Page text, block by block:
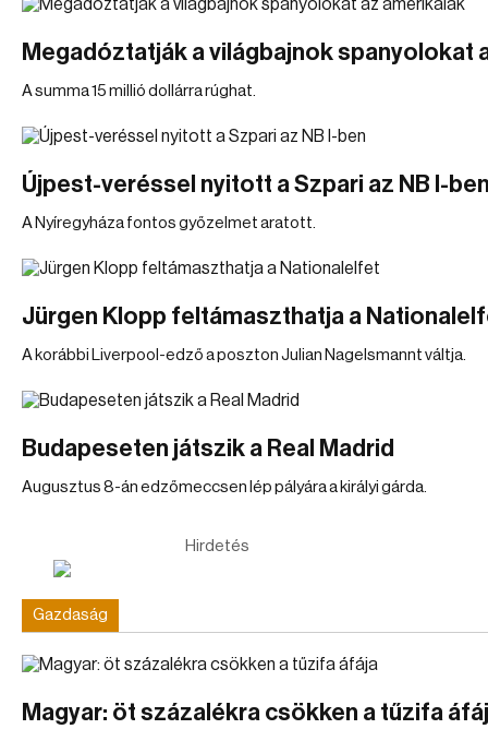
Megadóztatják a világbajnok spanyolokat
A summa 15 millió dollárra rúghat.
Újpest-veréssel nyitott a Szpari az NB I-
A Nyíregyháza fontos győzelmet aratott.
Jürgen Klopp feltámaszthatja a
A korábbi Liverpool-edző a poszton Julian Nagelsmannt váltja.
Budapeseten játszik a Real Madrid
Augusztus 8-án edzőmeccsen lép pályára a királyi gárda.
Hirdetés
Gazdaság
Magyar: öt százalékra csökken a tűzifa